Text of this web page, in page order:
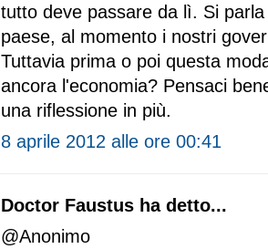
tutto deve passare da lì. Si
paese, al momento i nostri
Tuttavia prima o poi questa
ancora l'economia? Pensaci
una riflessione in più.
8 aprile 2012 alle ore 00:41
Doctor Faustus ha detto...
@Anonimo